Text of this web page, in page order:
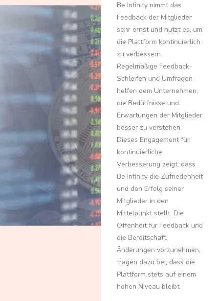
Be Infinity nimmt das
Feedback der Mitglieder
sehr ernst und nutzt es, um
die Plattform kontinuierlich
zu verbessern.
Regelmäßige Feedback-
Schleifen und Umfragen
helfen dem Unternehmen,
die Bedürfnisse und
Erwartungen der Mitglieder
besser zu verstehen.
Dieses Engagement für
kontinuierliche
Verbesserung zeigt, dass
Be Infinity die Zufriedenheit
und den Erfolg seiner
Mitglieder in den
Mittelpunkt stellt. Die
Offenheit für Feedback und
die Bereitschaft,
Änderungen vorzunehmen,
tragen dazu bei, dass die
Plattform stets auf einem
hohen Niveau bleibt.